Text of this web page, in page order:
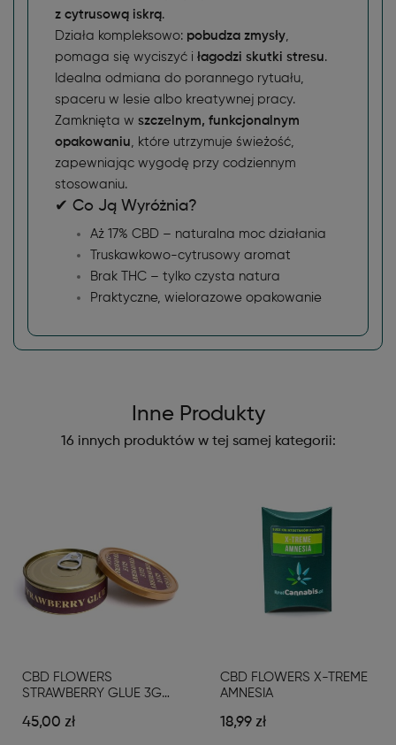
z cytrusową iskrą.
Działa kompleksowo: pobudza zmysły,
pomaga się wyciszyć i łagodzi skutki stresu.
Idealna odmiana do porannego rytuału,
spaceru w lesie albo kreatywnej pracy.
Zamknięta w szczelnym, funkcjonalnym
opakowaniu, które utrzymuje świeżość,
zapewniając wygodę przy codziennym
stosowaniu.
✔ Co Ją Wyróżnia?
Aż 17% CBD – naturalna moc działania
Truskawkowo-cytrusowy aromat
Brak THC – tylko czysta natura
Praktyczne, wielorazowe opakowanie
Inne Produkty
16 innych produktów w tej samej kategorii:
CBD FLOWERS
STRAWBERRY GLUE 3G
45,00 zł
CBD FLOWERS X-TREME
AMNESIA
18,99 zł